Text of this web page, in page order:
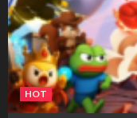
HOT